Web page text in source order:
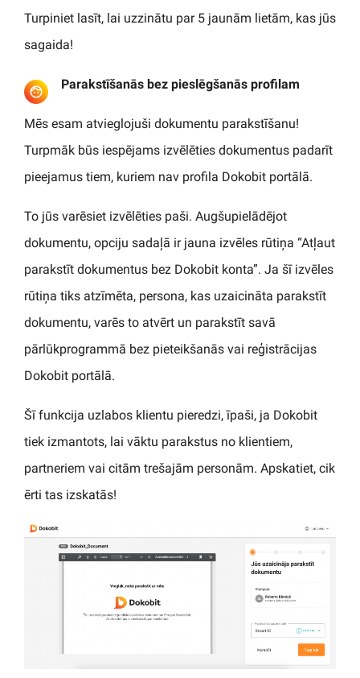
Turpiniet lasīt, lai uzzinātu par 5 jaunām lietām, kas jūs
sagaida!
Parakstīšanās bez pieslēgšanās profilam
Mēs esam atvieglojuši dokumentu parakstīšanu!
Turpmāk būs iespējams izvēlēties dokumentus padarīt
pieejamus tiem, kuriem nav profila Dokobit portālā.
To jūs varēsiet izvēlēties paši. Augšupielādējot
dokumentu, opciju sadaļā ir jauna izvēles rūtiņa “Atļaut
parakstīt dokumentus bez Dokobit konta”. Ja šī izvēles
rūtiņa tiks atzīmēta, persona, kas uzaicināta parakstīt
dokumentu, varēs to atvērt un parakstīt savā
pārlūkprogrammā bez pieteikšanās vai reģistrācijas
Dokobit portālā.
Šī funkcija uzlabos klientu pieredzi, īpaši, ja Dokobit
tiek izmantots, lai vāktu parakstus no klientiem,
partneriem vai citām trešajām personām. Apskatiet, cik
ērti tas izskatās!